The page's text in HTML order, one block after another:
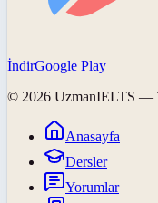
İndirGoogle Play
© 2026 UzmanIELTS —
Anasayfa
Dersler
Yorumlar